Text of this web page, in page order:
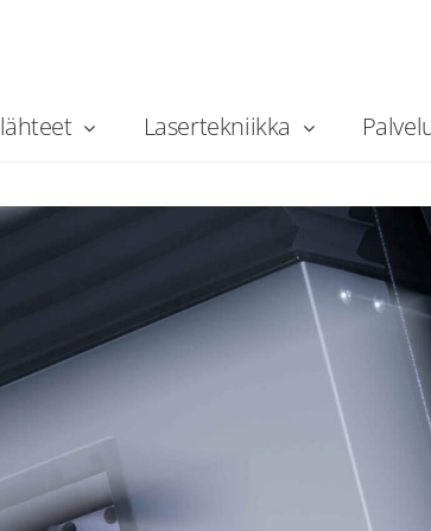
Lasertekniikka